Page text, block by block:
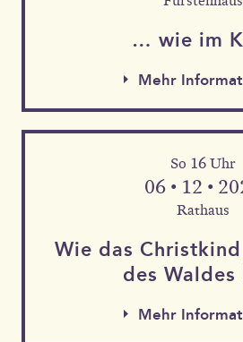
… wie im
Mehr
So 16 Uhr
06 • 12 •
Rathaus
Wie das
des Waldes
Mehr